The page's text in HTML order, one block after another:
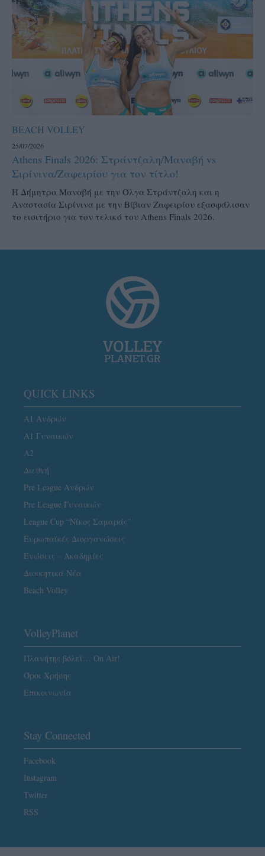
BEACH VOLLEY
25/07/2026
Athens Finals 2026: Στράντζαλη/Μαναβή vs
Σιρίνινα/Ζαφειρίου για τον τίτλο!
H Δήμητρα Μαναβή με την Όλγα Στράντζαλη και η
Αναστασία Σιρίνινα με την Βίβιαν Ζαφειρίου εξασφάλισαν
το εισιτήριο για τον τελικό του Athens Finals 2026.
QUICK LINKS
Α1 Ανδρών
Α1 Γυναικών
A2
Διεθνή
Pre League Ανδρών
Pre League Γυναικών
League Cup “Νίκος Σαμαράς”
Ευρωπαϊκές Διοργανώσεις
Ενώσεις – Ακαδημίες
Διοικητικά Νέα
Beach Volley
VolleyPlanet
Πλανήτης βόλεϊ… On Air!
Όροι Χρήσης
Επικοινωνία
Stay Connected
Facebook
Instagram
Twitter
RSS